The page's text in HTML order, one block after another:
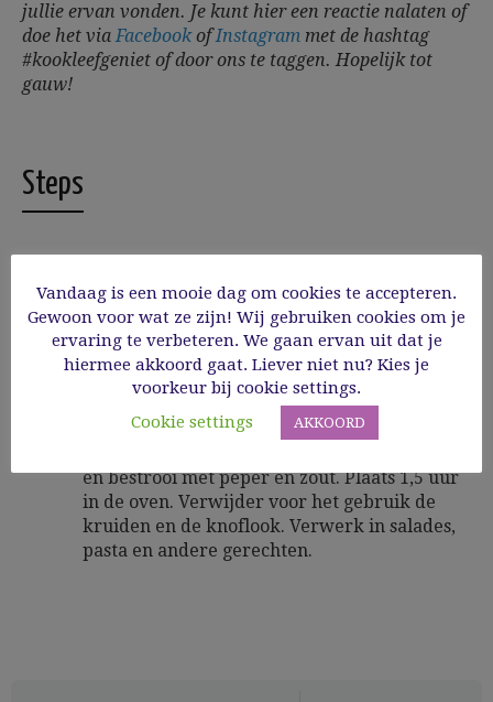
jullie ervan vonden. Je kunt hier een reactie nalaten of
doe het viaFacebookofInstagram met de hashtag
#kookleefgeniet of door ons te taggen.Hopelijk tot
gauw!
Steps
1
Verwarm de oven voor op 160°C. Snij de
romatomaten in vier en de kerstomaatjes in
twee. Schik ze (eventueel op een vel
bakpapier) op een bakblik. Verdeel de in
dunne plakjes gesneden knoflook over de
tomaten, ook de takjes tijm en rozemarijn.
en bestrooi met peper en zout. Plaats 1,5 uur
in de oven. Verwijder voor het gebruik de
kruiden en de knoflook. Verwerk in salades,
pasta en andere gerechten.
Vandaag is een mooie dag om cookies te accepteren.
Gewoon voor wat ze zijn! Wij gebruiken cookies om je
ervaring te verbeteren. We gaan ervan uit dat je
hiermee akkoord gaat. Liever niet nu? Kies je
voorkeur bij cookie settings.
Cookie settings
AKKOORD